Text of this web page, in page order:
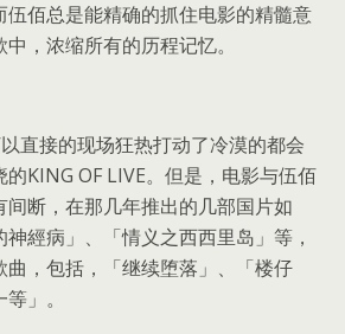
伍佰总是能精确的抓住电影的精髓意
，浓缩所有的历程记忆。
以直接的现场狂热打动了冷漠的都会
KING OF LIVE。但是，电影与伍佰
间断，在那几年推出的几部国片如
神經病」、「情义之西西里岛」等，
曲，包括，「继续堕落」、「楼仔
」。